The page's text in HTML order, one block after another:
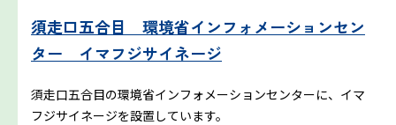
プリンスルート
須走口五合目 環境省インフォメーションセン
ター イマフジサイネージ
須走口五合目の環境省インフォメーションセンターに、イマ
フジサイネージを設置しています。